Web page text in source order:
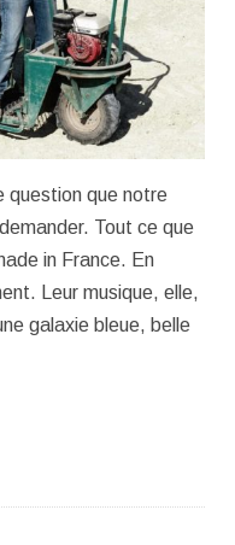
question que notre
Tout ce que
in France. En
Leur musique, elle,
galaxie bleue, belle